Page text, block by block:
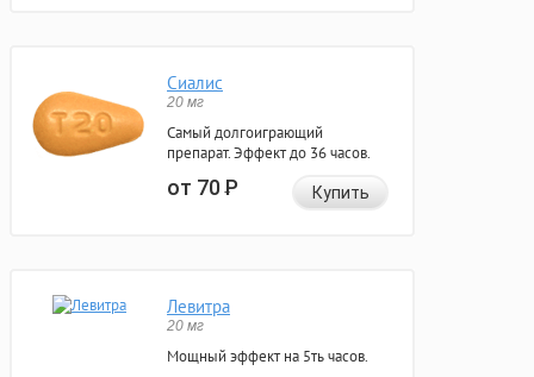
Сиалис
20 мг
Самый долгоиграющий
препарат. Эффект до 36 часов.
от 70Р Купить
Левитра
20 мг
Мощный эффект на 5ть часов.